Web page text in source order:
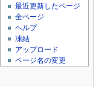
最近更新したページ
全ページ
ヘルプ
凍結
アップロード
ページ名の変更